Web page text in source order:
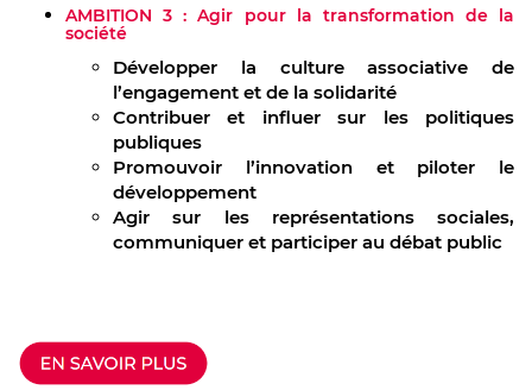
AMBITION 3 : Agir pour la transformation de la
société
Développer la culture associative de
l’engagement et de la solidarité
Contribuer et influer sur les politiques
publiques
Promouvoir l’innovation et piloter le
développement
Agir sur les représentations sociales,
communiquer et participer au débat public